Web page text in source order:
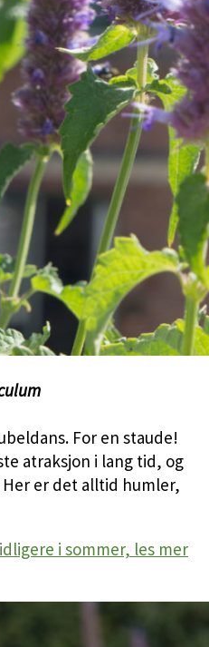
For en staude!
atraksjon i lang tid, og
er det alltid humler,
i sommer, les mer